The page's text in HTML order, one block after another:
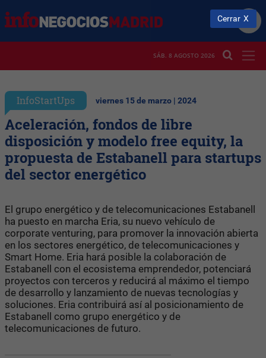
SÁB. 8 AGOSTO 2026
InfoStartUps viernes 15 de marzo | 2024
Aceleración, fondos de libre
disposición y modelo free equity, la
propuesta de Estabanell para startups
del sector energético
El grupo energético y de telecomunicaciones Estabanell
ha puesto en marcha Eria, su nuevo vehículo de
corporate venturing, para promover la innovación abierta
en los sectores energético, de telecomunicaciones y
Smart Home. Eria hará posible la colaboración de
Estabanell con el ecosistema emprendedor, potenciará
proyectos con terceros y reducirá al máximo el tiempo
de desarrollo y lanzamiento de nuevas tecnologías y
soluciones. Eria contribuirá así al posicionamiento de
Estabanell como grupo energético y de
telecomunicaciones de futuro.
Cerrar